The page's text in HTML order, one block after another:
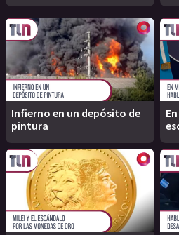
Infierno en un depósito de
pintura